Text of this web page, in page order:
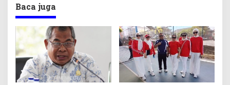
Baca juga